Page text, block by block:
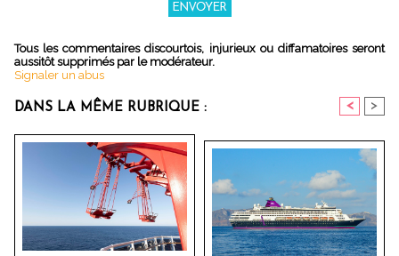
Tous les commentaires discourtois, injurieux ou diffamatoires seront
aussitôt supprimés par le modérateur.
Signaler un abus
DANS LA MÊME RUBRIQUE : < >